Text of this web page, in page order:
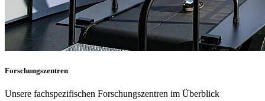
Forschungszentren
Unsere fachspezifischen Forschungszentren im Überblick